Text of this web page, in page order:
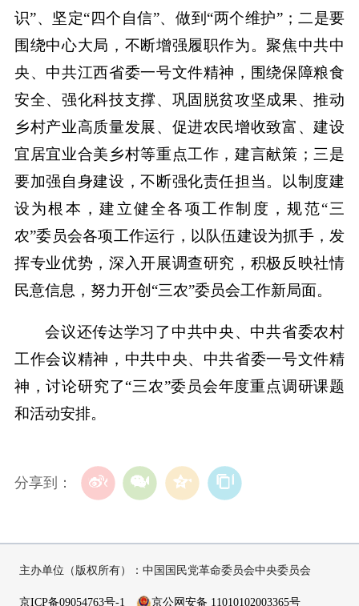
识”、坚定“四个自信”、做到“两个维护”；二是要
围绕中心大局，不断增强履职作为。聚焦中共中
央、中共江西省委一号文件精神，围绕保障粮食
安全、强化科技支撑、巩固脱贫攻坚成果、推动
乡村产业高质量发展、促进农民增收致富、建设
宜居宜业合美乡村等重点工作，建言献策；三是
要加强自身建设，不断强化责任担当。以制度建
设为根本，建立健全各项工作制度，规范“三
农”委员会各项工作运行，以队伍建设为抓手，发
挥专业优势，深入开展调查研究，积极反映社情
民意信息，努力开创“三农”委员会工作新局面。
会议还传达学习了中共中央、中共省委农村
工作会议精神，中共中央、中共省委一号文件精
神，讨论研究了“三农”委员会年度重点调研课题
和活动安排。
分享到：
主办单位（版权所有）：中国国民党革命委员会中央委员会
京ICP备09054763号-1 京公网安备 11010102003365号